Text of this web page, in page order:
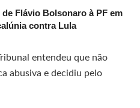
Flávio Bolsonaro à PF em
contra Lula
entendeu que não
abusiva e decidiu pelo